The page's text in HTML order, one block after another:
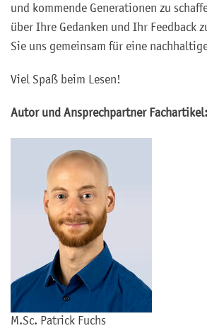
und kommende Generationen zu
über Ihre Gedanken und Ihr Feedback
Sie uns gemeinsam für eine
Viel Spaß beim Lesen!
Autor und Ansprechpartner Fachartikel:
M.Sc. Patrick Fuchs